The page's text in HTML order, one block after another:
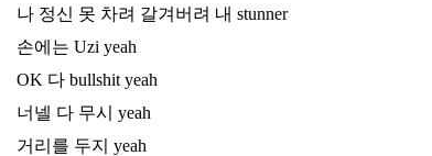
나 정신 못 차려 갈겨버려 내 stunner
손에는 Uzi yeah
OK 다 bullshit yeah
너넬 다 무시 yeah
거리를 두지 yeah